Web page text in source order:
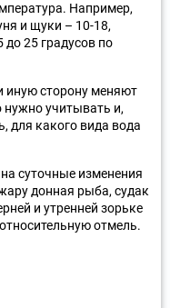
Например,
и щуки – 10-18,
25 градусов по
иную сторону меняют
нужно учитывать и,
для какого вида вода
суточные изменения
донная рыба, судак
и утренней зорьке
отмель.